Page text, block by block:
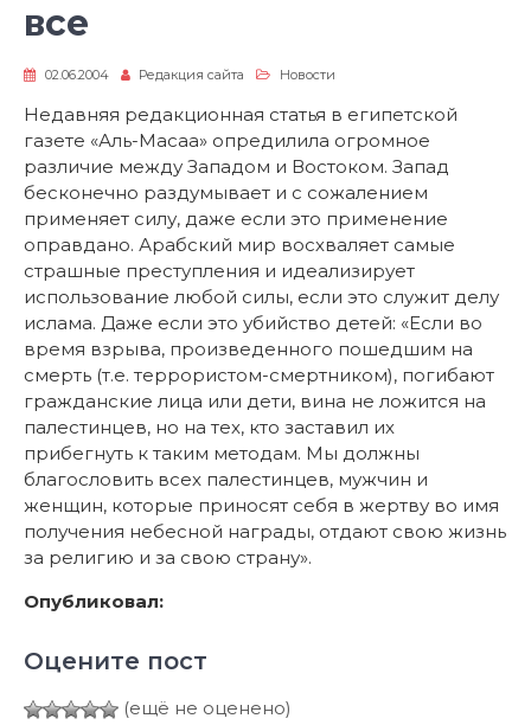
все
02.06.2004 Редакция сайта Новости
Недавняя редакционная статья в египетской
газете «Аль-Масаа» опредилила огромное
различие между Западом и Востоком. Запад
бесконечно раздумывает и с сожалением
применяет силу, даже если это применение
оправдано. Арабский мир восхваляет самые
страшные преступления и идеализирует
использование любой силы, если это служит делу
ислама. Даже если это убийство детей: «Если во
время взрыва, произведенного пошедшим на
смерть (т.е. террористом-смертником), погибают
гражданские лица или дети, вина не ложится на
палестинцев, но на тех, кто заставил их
прибегнуть к таким методам. Мы должны
благословить всех палестинцев, мужчин и
женщин, которые приносят себя в жертву во имя
получения небесной награды, отдают свою жизнь
за религию и за свою страну».
Опубликовал:
Оцените пост
(ещё не оценено)